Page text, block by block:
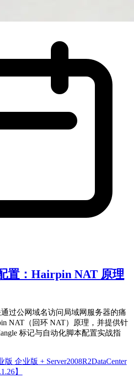
置：Hairpin NAT 原理
过公网域名访问局域网服务器的痛
NAT（回环 NAT）原理，并提供针
标记与自动化脚本配置实战指